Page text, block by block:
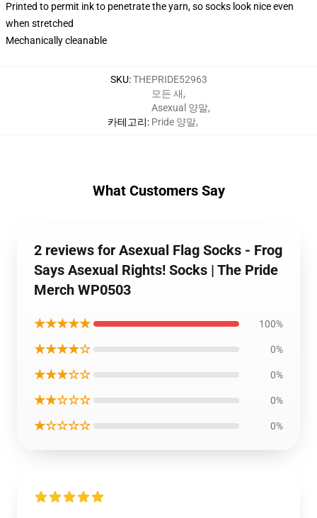
Printed to permit ink to penetrate the yarn, so socks look nice even
when stretched
Mechanically cleanable
SKU:THEPRIDE52963
카테고리:
모든 새,
Asexual 양말,
Pride 양말,
What Customers Say
2 reviews for Asexual Flag Socks - Frog
Says Asexual Rights! Socks | The Pride
Merch WP0503
★★★★★ 100%
★★★★☆ 0%
★★★☆☆ 0%
★★☆☆☆ 0%
★☆☆☆☆ 0%